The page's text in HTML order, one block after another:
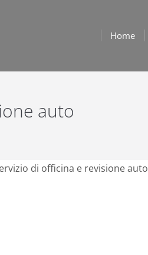
Home
auto
di officina e revisione auto